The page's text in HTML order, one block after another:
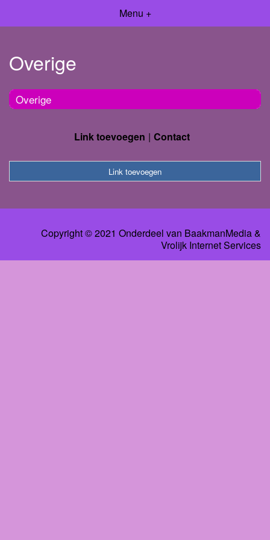
Menu +
Overige
Overige
Link toevoegen Contact
Link toevoegen
Copyright © 2021 Onderdeel van BaakmanMedia&
Vrolijk Internet Services